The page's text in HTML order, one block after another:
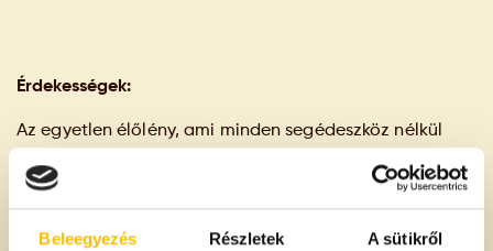
Beleegyezés Részletek A sütikről
Érdekességek:
Az egyetlen élőlény, ami minden segédeszköz nélkül
tengerimalac rokonságához tartozó rágcsáló erős
fogaival szabadítja ki a magokat. Ha talált zsákmányát
nem képes azonnal elfogyasztani, a mi mókusunkhoz